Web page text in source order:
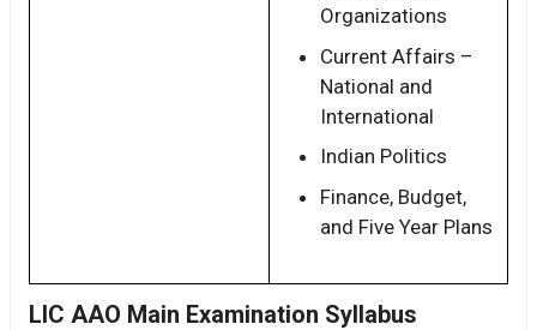
Organizations
Current Affairs –
National and
International
Indian Politics
Finance, Budget,
and Five Year Plans
LIC AAO Main Examination Syllabus